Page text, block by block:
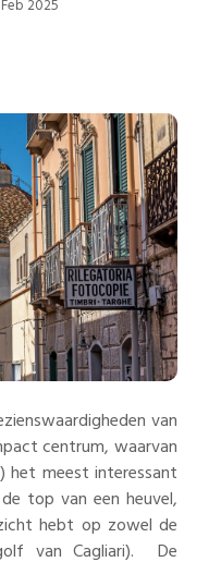
2025
van
centrum, waarvan
het meest interessant
top van een heuvel,
hebt op zowel de
van Cagliari). De